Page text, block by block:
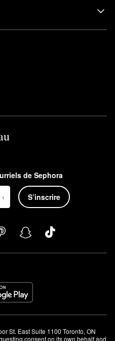
de Sephora
S’inscrire
St. East Suite 1100 Toronto, ON
consent on its own behalf and